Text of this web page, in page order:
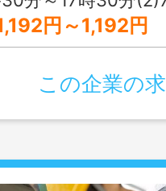
し
円～1,192円
この企業の